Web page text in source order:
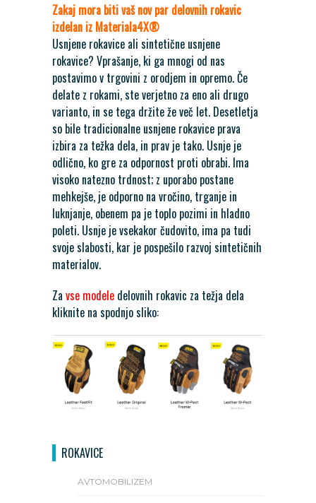
Zakaj mora biti vaš nov par delovnih rokavic
izdelan iz Materiala4X®
Usnjene rokavice ali sintetične usnjene
rokavice? Vprašanje, ki ga mnogi od nas
postavimo v trgovini z orodjem in opremo. Če
delate z rokami, ste verjetno za eno ali drugo
varianto, in se tega držite že več let. Desetletja
so bile tradicionalne usnjene rokavice prava
izbira za težka dela, in prav je tako. Usnje je
odlično, ko gre za odpornost proti obrabi. Ima
visoko natezno trdnost; z uporabo postane
mehkejše, je odporno na vročino, trganje in
luknjanje, obenem pa je toplo pozimi in hladno
poleti. Usnje je vsekakor čudovito, ima pa tudi
svoje slabosti, kar je pospešilo razvoj sintetičnih
materialov.
Za vse modele delovnih rokavic za težja dela
kliknite na spodnjo sliko:
ROKAVICE
AVTOMOBILIZEM